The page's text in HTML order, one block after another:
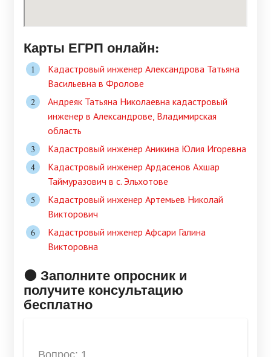
Карты ЕГРП онлайн:
Кадастровый инженер Александрова Татьяна
Васильевна в Фролове
Андреяк Татьяна Николаевна кадастровый
инженер в Александрове, Владимирская
область
Кадастровый инженер Аникина Юлия Игоревна
Кадастровый инженер Ардасенов Ахшар
Таймуразович в c. Эльхотове
Кадастровый инженер Артемьев Николай
Викторович
Кадастровый инженер Афсари Галина
Викторовна
🟠 Заполните опросник и
получите консультацию
бесплатно